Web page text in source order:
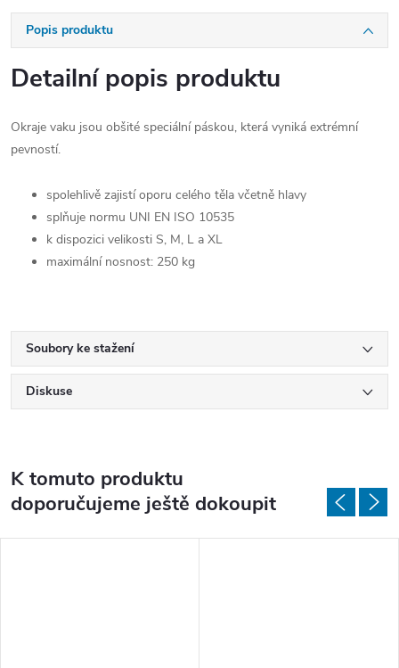
Popis produktu
Detailní popis produktu
Okraje vaku jsou obšité speciální páskou, která vyniká extrémní
pevností.
spolehlivě zajistí oporu celého těla včetně hlavy
splňuje normu UNI EN ISO 10535
k dispozici velikosti S, M, L a XL
maximální nosnost: 250 kg
Soubory ke stažení
Diskuse
K tomuto produktu
doporučujeme ještě dokoupit